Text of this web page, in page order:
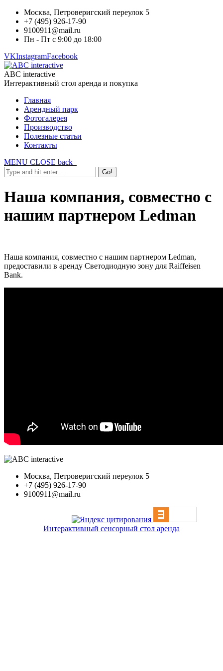
Москва, Петроверигский переулок 5
+7 (495) 926-17-90
9100911@mail.ru
Пн - Пт с 9:00 до 18:00
VKInstagramFacebook
ABC interactive
Интерактивный стол аренда и покупка
Главная
Арендный парк
Фотогалерея
Производство
Полезные статьи
Контакты
MENU CLOSE back
Наша компания, совместно с
нашим партнером Ledman
Наша компания, совместно с нашим партнером Ledman,
предоставили в аренду Светодиодную зону для Raiffeisen
Bank.
Москва, Петроверигский переулок 5
+7 (495) 926-17-90
9100911@mail.ru
Интерактивный сенсорный стол аренда